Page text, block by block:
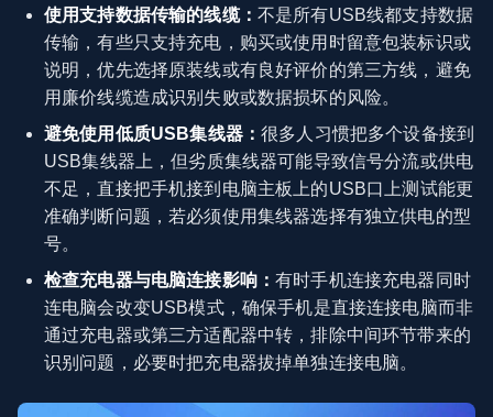
使用支持数据传输的线缆： 不是所有USB线都支持数据
传输，有些只支持充电，购买或使用时留意包装标识或
说明，优先选择原装线或有良好评价的第三方线，避免
用廉价线缆造成识别失败或数据损坏的风险。
避免使用低质USB集线器：很多人习惯把多个设备接到
USB集线器上，但劣质集线器可能导致信号分流或供电
不足，直接把手机接到电脑主板上的USB口上测试能更
准确判断问题，若必须使用集线器选择有独立供电的型
号。
检查充电器与电脑连接影响：有时手机连接充电器同时
连电脑会改变USB模式，确保手机是直接连接电脑而非
通过充电器或第三方适配器中转，排除中间环节带来的
识别问题，必要时把充电器拔掉单独连接电脑。